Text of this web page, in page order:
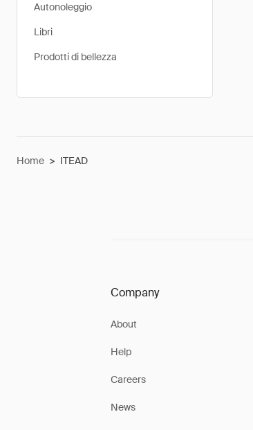
Autonoleggio
Libri
Prodotti di bellezza
Home > ITEAD
Company
About
Help
Careers
News